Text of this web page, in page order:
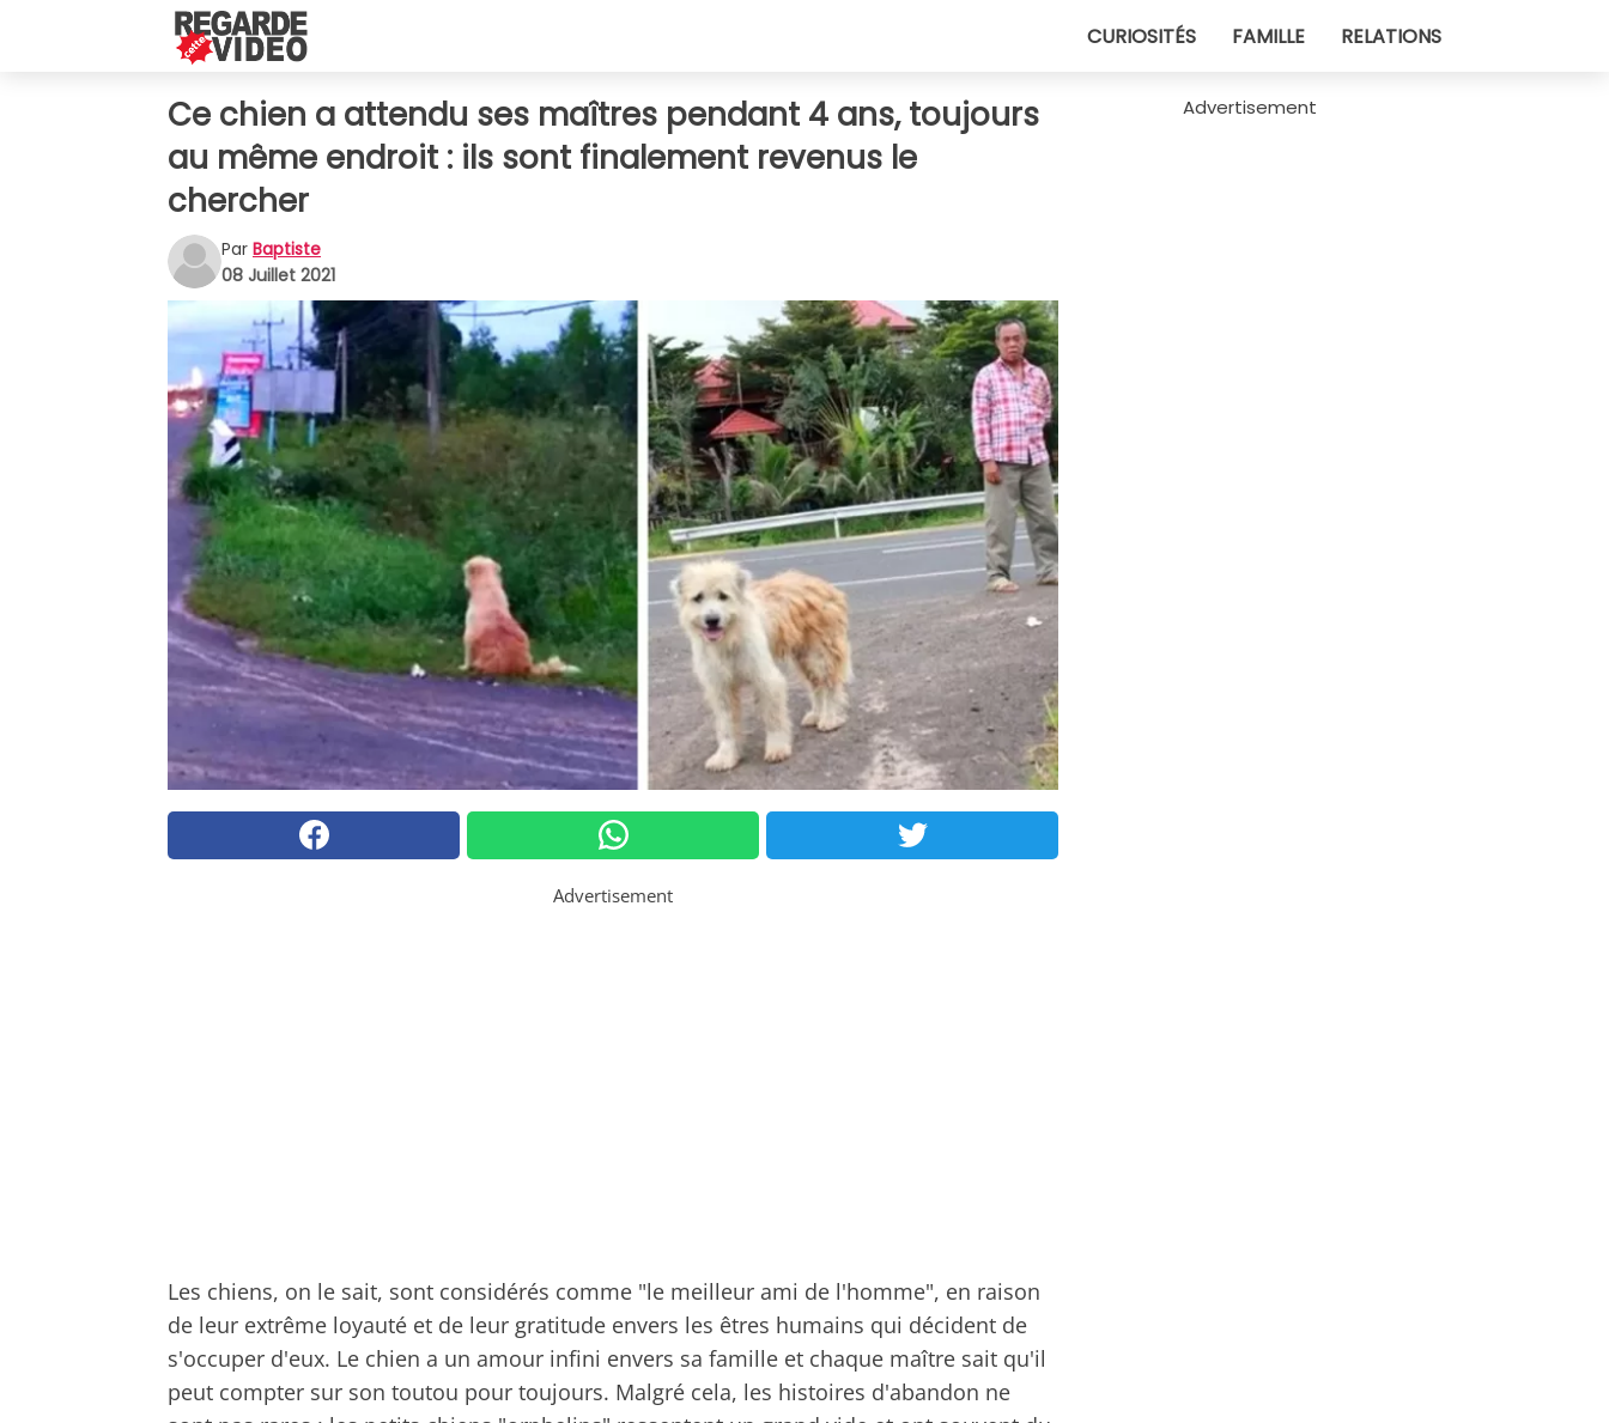
CURIOSITÉS FAMILLE RELATIONS
Ce chien a attendu ses maîtres pendant 4 ans, toujours
au même endroit : ils sont finalement revenus le
chercher
Par Baptiste
08 Juillet 2021
Advertisement
Les chiens, on le sait, sont considérés comme "le meilleur ami de l'homme", en raison
de leur extrême loyauté et de leur gratitude envers les êtres humains qui décident de
s'occuper d'eux. Le chien a un amour infini envers sa famille et chaque maître sait qu'il
peut compter sur son toutou pour toujours. Malgré cela, les histoires d'abandon ne
Advertisement